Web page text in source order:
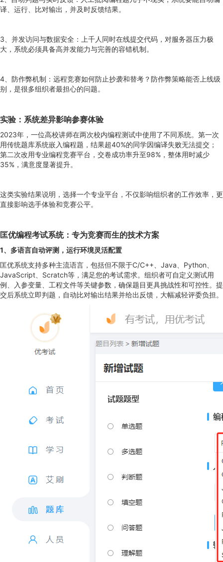
译、运行、比对输出，并及时反馈结果。
3、并发访问与数据安全：上千人同时在线提交代码，对服务器压力极
大，系统必须具备高并发能力与完善的容错机制。
4、防作弊机制：远程竞赛如何防止抄袭和替考？防作弊策略能否上线级
别，是很多组织者最担心的问题。
实验：系统差异影响参赛体验
2023年，一位高校讲师在两次校内编程测试中使用了不同系统。第一次
用传统题库系统嵌入编程题，结果超40%的同学因编译失败无法提交；
第二次改用专业编程竞赛平台，交卷成功率升至98%，整体用时减少
35%，满意度显著提升。
这类实验结果说明，选择一个专业平台，不仅影响组织者的工作效率，更
直接影响选手体验和竞赛公平。
匡优编程考试系统：专为竞赛而生的技术方案
1、 多语言自动评测，运行环境灵活配置
匡优系统支持多种主流语言，包括但不限于C/C++、Java、Python、
JavaScript、Scratch等，满足您的考试需求。组织者可自定义测试用
例、入参变量、工程文件等关键参数，确保题目更具挑战性和可控性。提
交后系统立即判题，自动比对输出结果并给出反馈，大幅减轻评委负担。